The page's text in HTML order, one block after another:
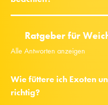
Ratgeber für
Alle Antworten anzeigen
Wie füttere ich Exoten
richtig?